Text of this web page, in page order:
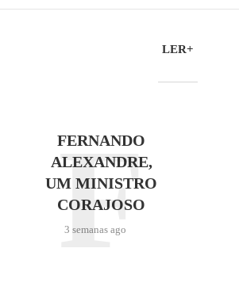
LER+
FERNANDO
ALEXANDRE,
UM MINISTRO
CORAJOSO
3 semanas ago
F